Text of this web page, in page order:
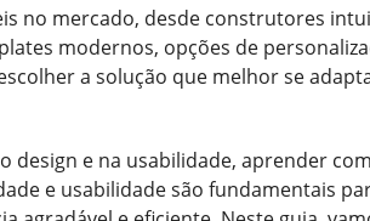
no mercado, desde construtores
modernos, opções de
a solução que melhor se
design e na usabilidade, aprender
e usabilidade são fundamentais